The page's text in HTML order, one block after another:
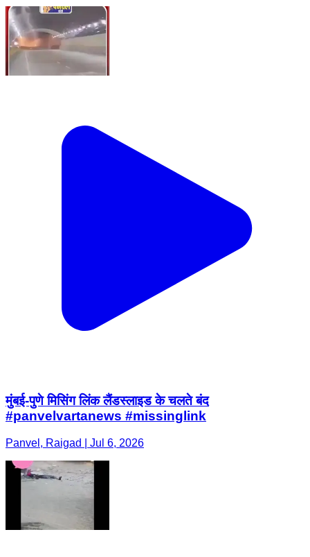
मुंबई-पुणे मिसिंग लिंक लैंडस्लाइड के चलते बंद
#panvelvartanews #missinglink
Panvel, Raigad | Jul 6, 2026